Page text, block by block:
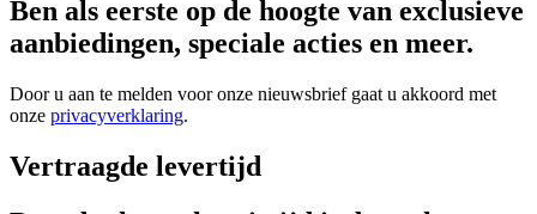
Ben als eerste op de hoogte van exclusieve
aanbiedingen, speciale acties en meer.
Door u aan te melden voor onze nieuwsbrief gaat u akkoord met
onze privacyverklaring.
Vertraagde levertijd